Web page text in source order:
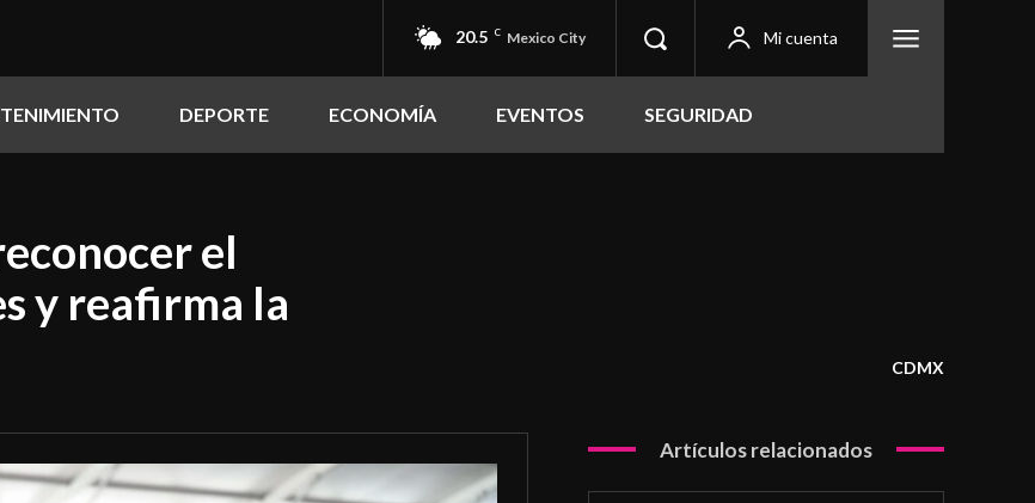
20.5 C Mexico City Mi cuenta
DEPORTE ECONOMÍA EVENTOS SEGURIDAD
el
y reafirma la
CDMX
Artículos relacionados